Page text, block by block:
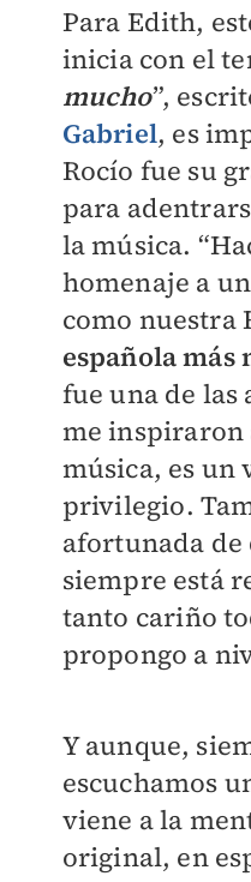
Para Edith,
inicia con el
mucho”,
Gabriel, es
Rocío fue su
para
la música.
homenaje a
como nuestra
española más
fue una de las
me inspiraron
música, es un
privilegio.
afortunada de
siempre está
tanto cariño
propongo a
Y aunque,
escuchamos
viene a la
original, en